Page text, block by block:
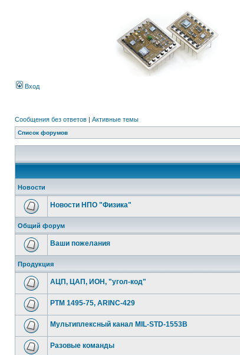
Вход
Сообщения без ответов | Активные темы
Список форумов
Новости
Новости НПО "Физика"
Общий форум
Ваши пожелания
Продукция
АЦП, ЦАП, ИОН, "угол-код"
РТМ 1495-75, ARINC-429
Мультиплексный канал MIL-STD-1553B
Разовые команды